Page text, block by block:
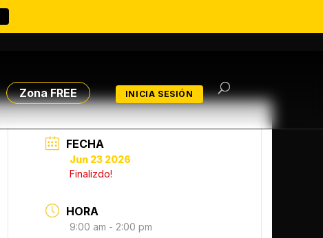
Zona FREE INICIA SESIÓN
FECHA
Jun 23 2026
Finalizdo!
HORA
9:00 am - 2:00 pm